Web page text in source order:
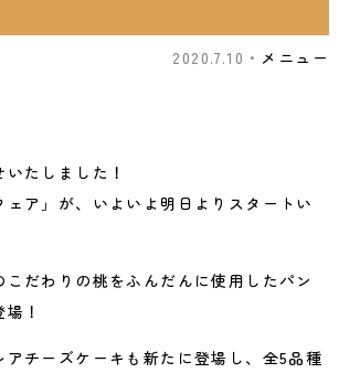
2020.7.10・ メニュー
たしました！
ア」が、いよいよ明日よりスタートい
だわりの桃をふんだんに使用したパン
！
チーズケーキも新たに登場し、全5品種